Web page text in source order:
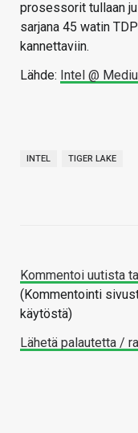
prosessorit tullaan
sarjana 45 watin
kannettaviin.
Lähde: Intel @
INTEL TIGER LAKE
Kommentoi uutista
(Kommentointi
käytöstä)
Lähetä palautetta /